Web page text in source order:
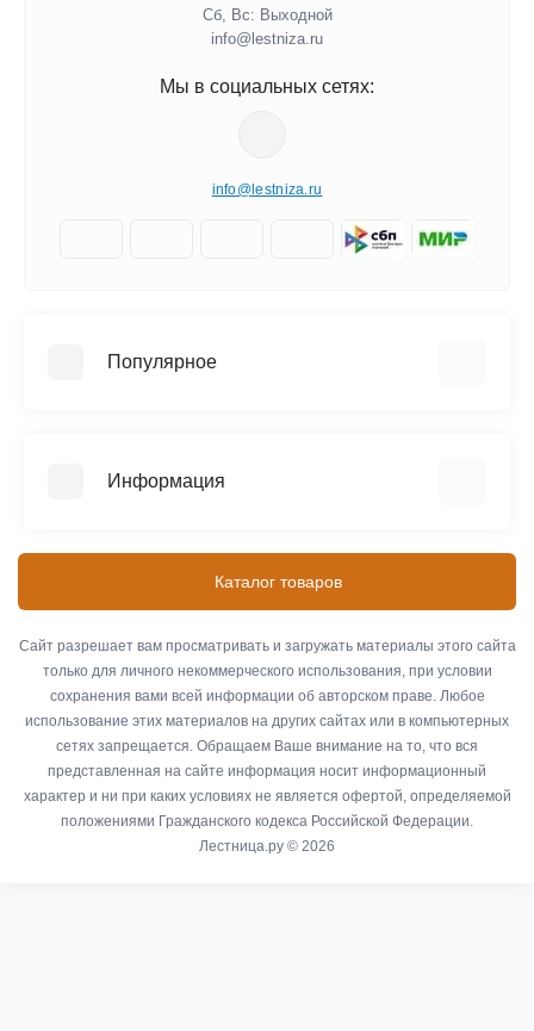
Сб, Вс: Выходной
info@lestniza.ru
Мы в социальных сетях:
info@lestniza.ru
Популярное
Четырехсекционные лестницы
Информация
Оплата
О компании
Связаться с нами
Карта сайта
Производители
Каталог товаров
Сайт разрешает вам просматривать и загружать материалы этого сайта
только для личного некоммерческого использования, при условии
сохранения вами всей информации об авторском праве. Любое
использование этих материалов на других сайтах или в компьютерных
сетях запрещается. Обращаем Ваше внимание на то, что вся
представленная на сайте информация носит информационный
характер и ни при каких условиях не является офертой, определяемой
положениями Гражданского кодекса Российской Федерации.
Лестница.ру © 2026